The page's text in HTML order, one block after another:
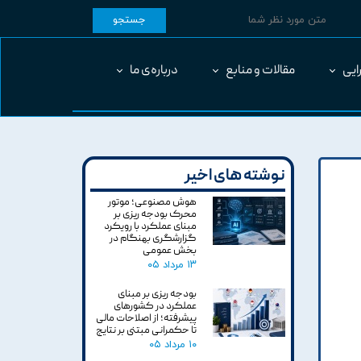
جستجو
مقالات و منابع درباره‌ی ما
نوشته های اخیر
هوش مصنوعی؛ موتور
محرک بودجه ریزی بر
مبنای عملکرد با رویکرد
گزارشگری بهنگام در
بخش عمومی
۱۳ مرداد ۰۵
بودجه ریزی بر مبنای
عملکرد در کشورهای
پیشرفته؛ از اصلاحات مالی
تا حکمرانی مبتنی بر نتایج
۱۰ مرداد ۰۵